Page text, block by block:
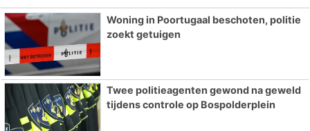
Woning in Poortugaal beschoten, politie
zoekt getuigen
Twee politieagenten gewond na geweld
tijdens controle op Bospolderplein